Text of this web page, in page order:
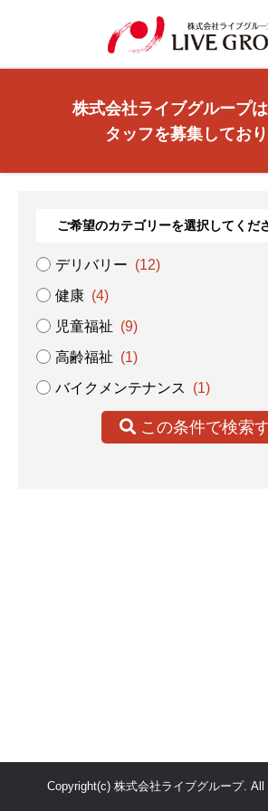
株式会社ライブグループ
タッフを募集してお
ご希望のカテゴリーを選択してくだ
デリバリー (12)
健康 (4)
児童福祉 (9)
高齢福祉 (1)
バイクメンテナンス (1)
この条件で検索
Copyright(c) 株式会社ライブグループ.